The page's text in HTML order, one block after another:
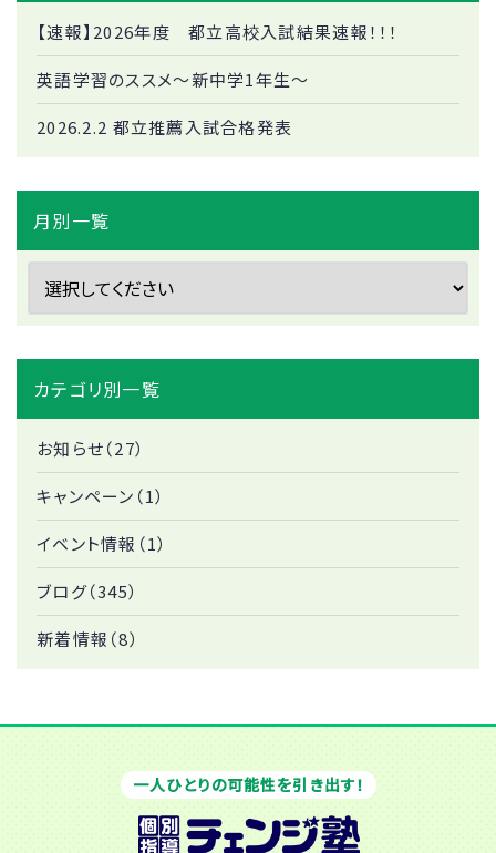
【速報】2026年度 都立高校入試結果速報！！！
英語学習のススメ～新中学1年生～
2026.2.2 都立推薦入試合格発表
月別一覧
カテゴリ別一覧
お知らせ（27）
キャンペーン（1）
イベント情報（1）
ブログ（345）
新着情報（8）
一人ひとりの可能性を引き出す！